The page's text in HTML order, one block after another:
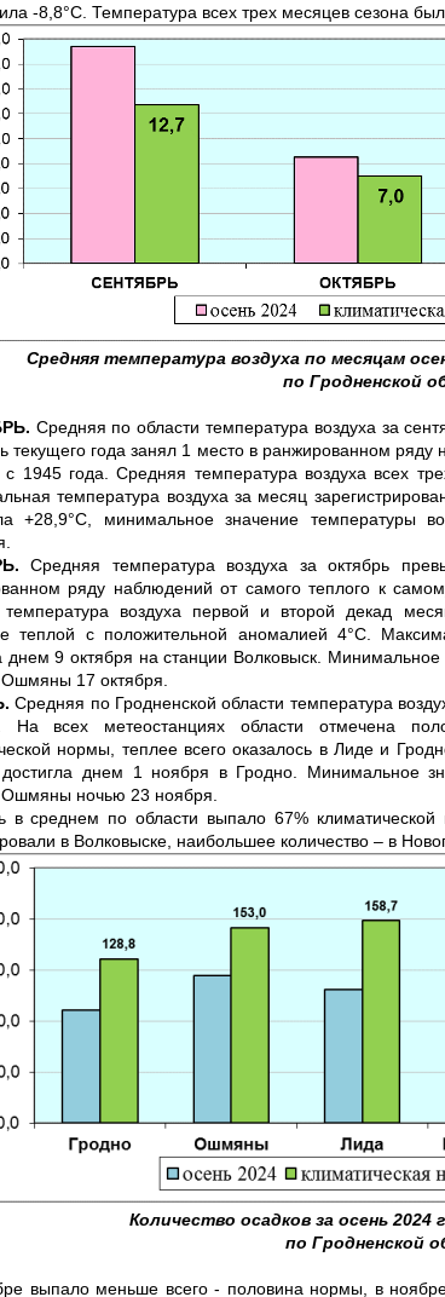
-8,8°С. Температура всех трех месяцев сезона
Средняя температура воздуха по месяцам
по Гродненской
Средняя по области температура воздуха за
текущего года занял 1 место в ранжированном
с 1945 года. Средняя температура воздуха всех
температура воздуха за месяц
+28,9°С, минимальное значение
Средняя температура воздуха за октябрь
ряду наблюдений от самого теплого к
температура воздуха первой и второй декад
теплой с положительной аномалией 4°С.
днем 9 октября на станции Волковыск.
17 октября.
Средняя по Гродненской области температура
всех метеостанциях области отмечена
нормы, теплее всего оказалось в Лиде и
достигла днем 1 ноября в Гродно. Минимальное
Ошмяны ночью 23 ноября.
в среднем по области выпало 67%
в Волковыске, наибольшее количество – в
Количество осадков за осень 2024
по Гродненской
выпало меньше всего - половина нормы, в